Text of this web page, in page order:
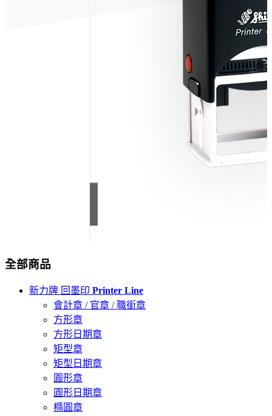
全部商品
新力牌 回墨印 Printer Line
會計章 / 官章 / 職銜章
方形章
方形日期章
矩型章
矩型日期章
圓形章
圓形日期章
橢圓章